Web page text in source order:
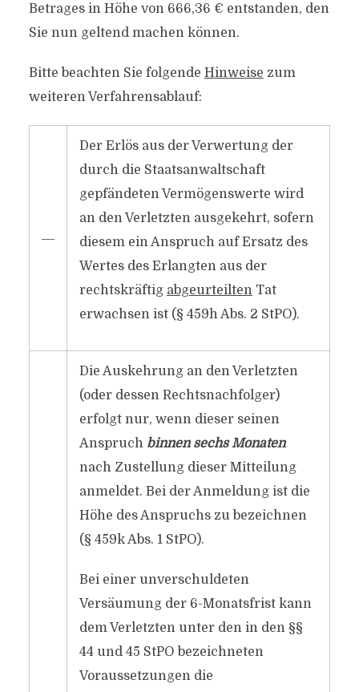
Betrages in Höhe von 666,36 € entstanden, den
Sie nun geltend machen können.
Bitte beachten Sie folgende Hinweise zum
weiteren Verfahrensablauf:
―
Der Erlös aus der Verwertung der
durch die Staatsanwaltschaft
gepfändeten Vermögenswerte wird
an den Verletzten ausgekehrt, sofern
diesem ein Anspruch auf Ersatz des
Wertes des Erlangten aus der
rechtskräftig abgeurteiltenTat
erwachsen ist (§ 459h Abs. 2 StPO).
Die Auskehrung an den Verletzten
(oder dessen Rechtsnachfolger)
erfolgt nur, wenn dieser seinen
Anspruch binnen sechs Monaten
nach Zustellung dieser Mitteilung
anmeldet. Bei der Anmeldung ist die
Höhe des Anspruchs zu bezeichnen
(§ 459k Abs. 1 StPO).
Bei einer unverschuldeten
Versäumung der 6-Monatsfrist kann
dem Verletzten unter den in den §§
44 und 45 StPO bezeichneten
Voraussetzungen die